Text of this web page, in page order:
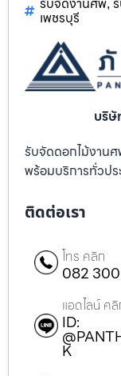
,
เพชรบุรี
บริษั
รับจัดดอกไม้งานศ
พร้อมบริการทั่วปร
ติดต่อเรา
โทร คลิก
082
แอดไลน์ ค
ID:
K